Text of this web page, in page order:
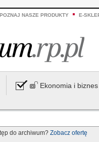
POZNAJ NASZE PRODUKTY E-
Ekonomia i biznes
do archiwum? Zobacz ofertę